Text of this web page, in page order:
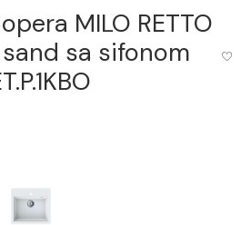
MILO RETTO
sand sa sifonom